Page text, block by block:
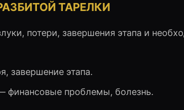
ТАРЕЛКИ
потери, завершения этапа и
завершение этапа.
финансовые проблемы, болезнь.